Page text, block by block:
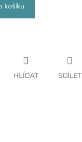
košíku
HLÍDAT SDÍLET